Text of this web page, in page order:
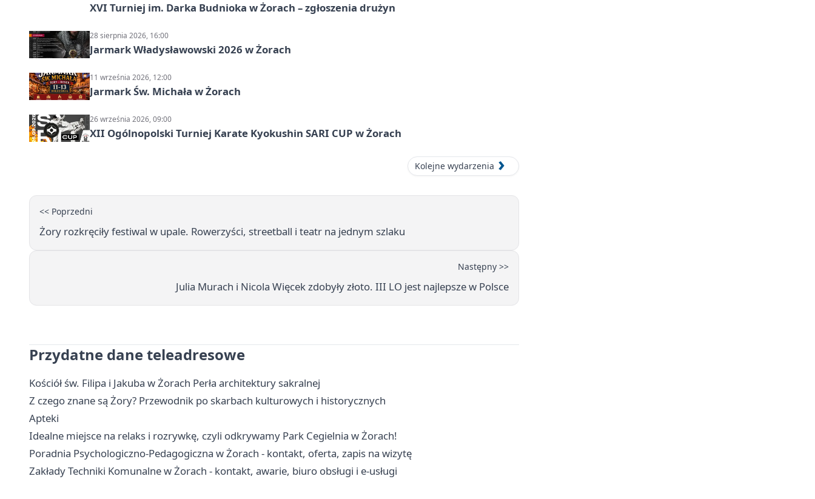
XVI Turniej im. Darka Budnioka w Żorach – zgłoszenia drużyn
28 sierpnia 2026, 16:00
Jarmark Władysławowski 2026 w Żorach
11 września 2026, 12:00
Jarmark Św. Michała w Żorach
26 września 2026, 09:00
XII Ogólnopolski Turniej Karate Kyokushin SARI CUP w Żorach
Kolejne wydarzenia
<< Poprzedni
Żory rozkręciły festiwal w upale. Rowerzyści, streetball i teatr na jednym szlaku
Następny >>
Julia Murach i Nicola Więcek zdobyły złoto. III LO jest najlepsze w Polsce
Przydatne dane teleadresowe
Kościół św. Filipa i Jakuba w Żorach Perła architektury sakralnej
Z czego znane są Żory? Przewodnik po skarbach kulturowych i historycznych
Apteki
Idealne miejsce na relaks i rozrywkę, czyli odkrywamy Park Cegielnia w Żorach!
Poradnia Psychologiczno-Pedagogiczna w Żorach - kontakt, oferta, zapis na wizytę
Zakłady Techniki Komunalne w Żorach - kontakt, awarie, biuro obsługi i e-usługi